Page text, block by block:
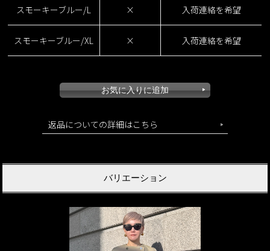
スモーキーブルー/L × 入荷連絡を希望
スモーキーブルー/XL × 入荷連絡を希望
返品についての詳細はこちら
バリエーション